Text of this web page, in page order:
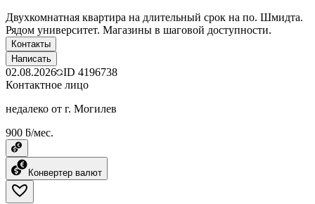
Двухкомнатная квартира на длительный срок на по. Шмидта.
Рядом университет. Магазины в шаговой доступности.
Контакты
Написать
02.08.2026 ID 4196738
Контактное лицо
недалеко от г. Могилев
900 ƃ/мес.
Конвертер валют